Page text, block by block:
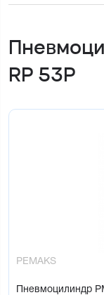
RP 53P
PEMAKS
Пневмоцилиндр